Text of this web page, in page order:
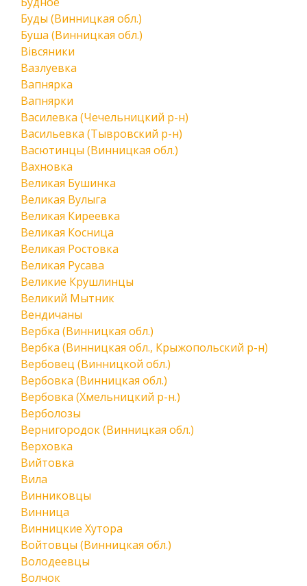
Буды (Винницкая обл.)
Буша (Винницкая обл.)
Вівсяники
Вазлуевка
Вапнярка
Вапнярки
Василевка (Чечельницкий р-н)
Васильевка (Тывровский р-н)
Васютинцы (Винницкая обл.)
Вахновка
Великая Бушинка
Великая Вулыга
Великая Киреевка
Великая Косница
Великая Ростовка
Великая Русава
Великие Крушлинцы
Великий Мытник
Вендичаны
Вербка (Винницкая обл.)
Вербка (Винницкая обл., Крыжопольский р-н)
Вербовец (Винницкой обл.)
Вербовка (Винницкая обл.)
Вербовка (Хмельницкий р-н.)
Верболозы
Вернигородок (Винницкая обл.)
Верховка
Вийтовка
Вила
Винниковцы
Винница
Винницкие Хутора
Войтовцы (Винницкая обл.)
Володеевцы
Волчок